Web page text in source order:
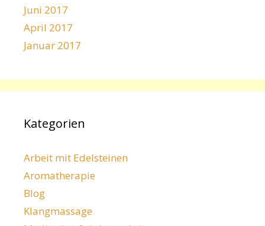
Juni 2017
April 2017
Januar 2017
Kategorien
Arbeit mit Edelsteinen
Aromatherapie
Blog
Klangmassage